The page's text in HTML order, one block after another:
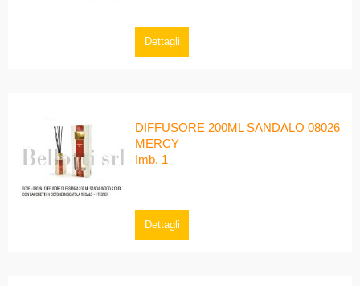
Dettagli
DIFFUSORE 200ML SANDALO 08026
MERCY
Imb. 1
Dettagli